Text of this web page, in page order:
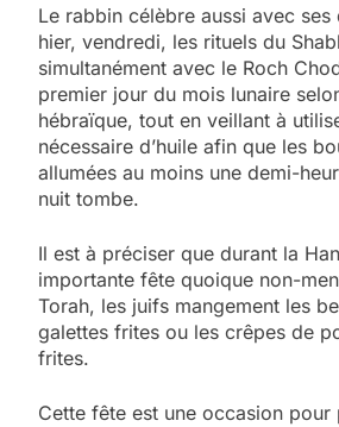
Le rabbin célèbre aussi avec
hier, vendredi, les rituels du
simultanément avec le Roch
premier jour du mois lunaire
hébraïque, tout en veillant à
nécessaire d’huile afin que les
allumées au moins une demi-
nuit tombe.
Il est à préciser que durant la
importante fête quoique non-
Torah, les juifs mangement les
galettes frites ou les crêpes de
frites.
Cette fête est une occasion
5
2025,